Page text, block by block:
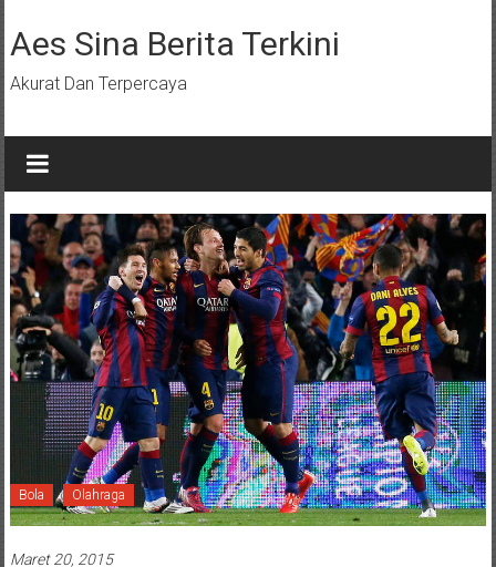
ke
konten
Aes Sina Berita Terkini
Akurat Dan Terpercaya
Bola Olahraga
Maret 20, 2015